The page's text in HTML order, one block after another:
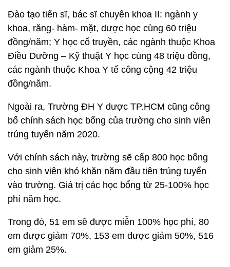
Đào tạo tiến sĩ, bác sĩ chuyên khoa II: ngành y
khoa, răng- hàm- mặt, dược học cùng 60 triệu
đồng/năm; Y học cổ truyền, các ngành thuộc Khoa
Điều Dưỡng – Kỹ thuật Y học cùng 48 triệu đồng,
các ngành thuộc Khoa Y tế công cộng 42 triệu
đồng/năm.
Ngoài ra, Trường ĐH Y dược TP.HCM cũng công
bố chính sách học bổng của trường cho sinh viên
trúng tuyển năm 2020.
Với chính sách này, trường sẽ cấp 800 học bổng
cho sinh viên khó khăn năm đầu tiên trúng tuyển
vào trường. Giá trị các học bổng từ 25-100% học
phí năm học.
Trong đó, 51 em sẽ được miễn 100% học phí, 80
em được giảm 70%, 153 em được giảm 50%, 516
em giảm 25%.